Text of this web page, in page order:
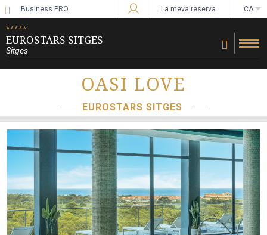
Business PRO
Sign in to Star Traveler or Corporate
La meva reserva CA
*****
EUROSTARS SITGES
Sitges
OASI LOVE
EUROSTARS SITGES